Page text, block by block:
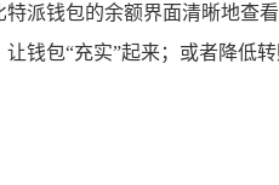
派钱包的余额界面清晰地查
钱包“充实”起来；或者降低